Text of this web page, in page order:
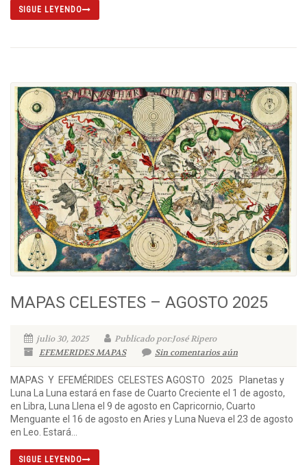
SIGUE LEYENDO
MAPAS CELESTES – AGOSTO 2025
julio 30, 2025
Publicado por:José Ripero
EFEMERIDES MAPAS
Sin comentarios aún
MAPAS Y EFEMÉRIDES CELESTES AGOSTO 2025 Planetas y
Luna La Luna estará en fase de Cuarto Creciente el 1 de agosto,
en Libra, Luna Llena el 9 de agosto en Capricornio, Cuarto
Menguante el 16 de agosto en Aries y Luna Nueva el 23 de agosto
en Leo. Estará...
SIGUE LEYENDO